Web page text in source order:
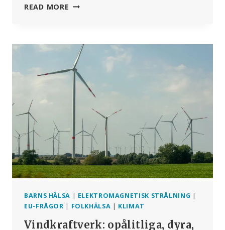
READ MORE HPV-
MELLAN
LÄKEMEDELSBRANSCHEN
OCH
MEDICINEN
BARNS HÄLSA | ELEKTROMAGNETISK STRÅLNING |
EU-FRÅGOR | FOLKHÄLSA | KLIMAT
Vindkraftverk: opålitliga, dyra,